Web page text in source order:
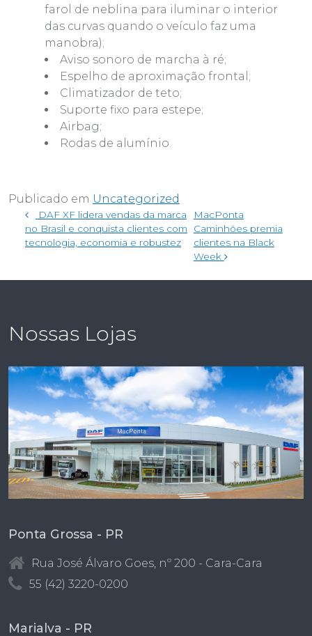
farol de neblina para iluminar o interior
das curvas quando o veículo faz uma
manobra);
Aviso sonoro de marcha à ré;
Espelho de aproximação frontal;
Climatizador de teto;
Suporte fixo para estepe;
Airbag;
Rodas de alumínio.
Publicado em Uncategorized
Navegação de post
DAF XF lidera vendas da marca
no Brasil e conquista clientes com
tecnologia, economia e robustez
MacPonta
Caminhões premia
clientes na Black
Week
Nossas Lojas
Ponta Grossa - PR
Rua José Álvaro Goes, nº 200 - Cara-Cara
55 (42) 3220-0200
Marialva - PR